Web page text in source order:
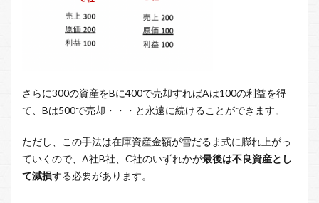
さらに300の資産をBに400で売却すればAは100の利益を得
て、Bは500で売却・・・と永遠に続けることができます。
ただし、この手法は在庫資産金額が雪だるま式に膨れ上がっ
ていくので、A社B社、C社のいずれかが最後は不良資産とし
て減損する必要があります。